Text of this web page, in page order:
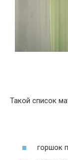
Такой список
горшок